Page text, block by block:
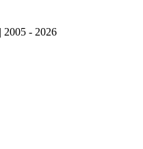
2005 - 2026